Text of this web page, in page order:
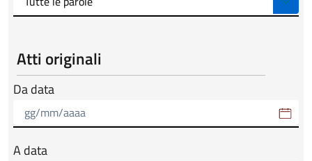
Atti originali
Da data
A data